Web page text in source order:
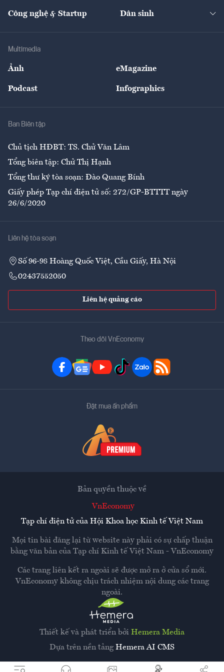
Tư vấn Nông sản
Giải trí
Công nghệ & Startup Dân sinh
Multimedia
Ảnh eMagazine
Podcast Infographics
Ban Biên tập
Chủ tịch HĐBT: TS. Chử Văn Lâm
Tổng biên tập: Chử Thị Hạnh
Tổng thư ký tòa soạn: Đào Quang Bính
Giấy phép Tạp chí điện tử số: 272/GP-BTTTT ngày
26/6/2020
Liên hệ tòa soạn
Số 96-98 Hoàng Quốc Việt, Cầu Giấy, Hà Nội
02437552050
Liên hệ quảng cáo
Theo dõi VnEconomy
Đặt mua ấn phẩm
Thiết kế và phát triển bởi Hemera Media
Dựa trên nền tảng Hemera AI CMS
Bản quyền thuộc về
VnEconomy
Tạp chí điện tử của Hội Khoa học Kinh tế Việt Nam
Mọi tin bài đăng lại từ website này phải có sự chấp thuận
bằng văn bản của Tạp chí Kinh tế Việt Nam - VnEconomy
Các trang liên kết ra ngoài sẽ được mở ra ở cửa sổ mới.
VnEconomy không chịu trách nhiệm nội dung các trang
ngoài.